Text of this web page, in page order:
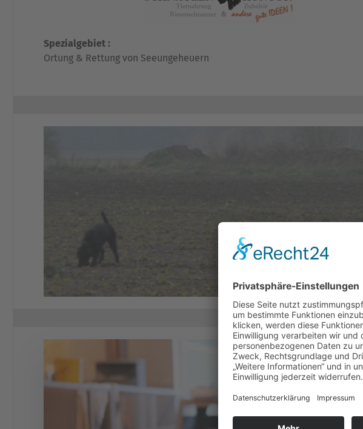
Spezialgebiet :
Ortung & Rettung von Seeungeheuern